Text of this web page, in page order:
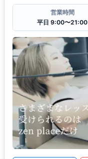
営業時間
平日 9:00〜21:00